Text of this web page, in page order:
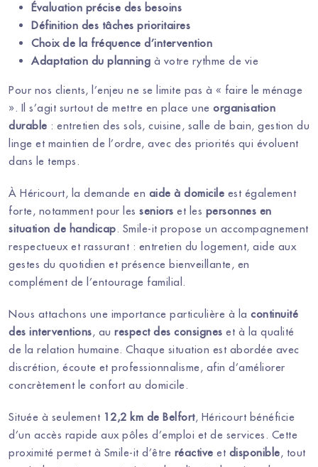
Évaluation précise des besoins
Définition des tâches prioritaires
Choix de la fréquence d’intervention
Adaptation du planning à votre rythme de vie
Pour nos clients, l’enjeu ne se limite pas à « faire le ménage
». Il s’agit surtout de mettre en place une organisation
durable : entretien des sols, cuisine, salle de bain, gestion du
linge et maintien de l’ordre, avec des priorités qui évoluent
dans le temps.
À Héricourt, la demande en aide à domicile est également
forte, notamment pour les seniors et les personnes en
situation de handicap. Smile-it propose un accompagnement
respectueux et rassurant : entretien du logement, aide aux
gestes du quotidien et présence bienveillante, en
complément de l’entourage familial.
Nous attachons une importance particulière à la continuité
des interventions, au respect des consignes et à la qualité
de la relation humaine. Chaque situation est abordée avec
discrétion, écoute et professionnalisme, afin d’améliorer
concrètement le confort au domicile.
Située à seulement 12,2 km de Belfort, Héricourt bénéficie
d’un accès rapide aux pôles d’emploi et de services. Cette
proximité permet à Smile-it d’être réactive et disponible, tout